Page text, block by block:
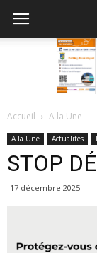
Accueil A la Une
A la Une Actualités
STOP
17 décembre 2025